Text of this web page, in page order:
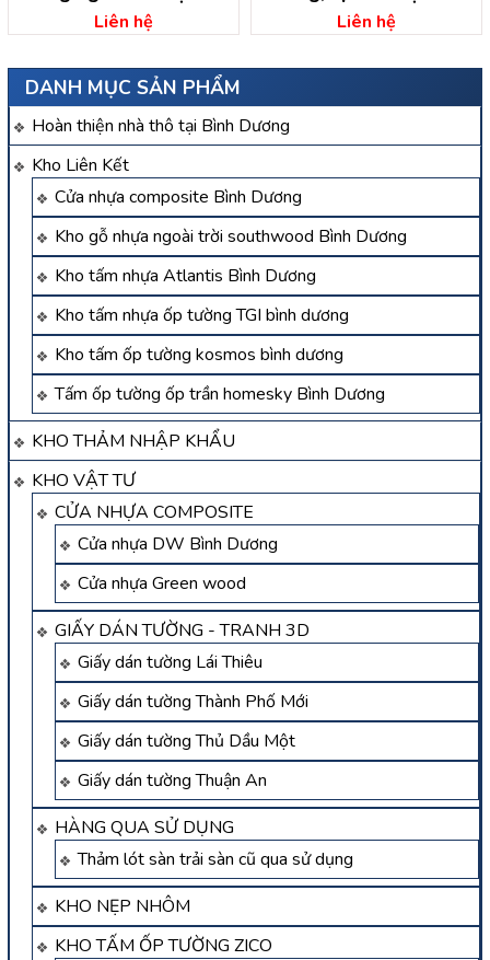
DANH MỤC SẢN PHẨM
Hoàn thiện nhà thô tại Bình Dương
Kho Liên Kết
Cửa nhựa composite Bình Dương
Kho gỗ nhựa ngoài trời southwood Bình Dương
Kho tấm nhựa Atlantis Bình Dương
Kho tấm nhựa ốp tường TGI bình dương
Kho tấm ốp tường kosmos bình dương
Tấm ốp tường ốp trần homesky Bình Dương
KHO THẢM NHẬP KHẨU
KHO VẬT TƯ
CỬA NHỰA COMPOSITE
Cửa nhựa DW Bình Dương
Cửa nhựa Green wood
GIẤY DÁN TƯỜNG - TRANH 3D
Giấy dán tường Lái Thiêu
Giấy dán tường Thành Phố Mới
Giấy dán tường Thủ Dầu Một
Giấy dán tường Thuận An
HÀNG QUA SỬ DỤNG
Thảm lót sàn trải sàn cũ qua sử dụng
KHO NẸP NHÔM
KHO TẤM ỐP TƯỜNG ZICO
Tây – Bến Cát – Bình
Liên hệ
Cát – Bình Dương
Liên hệ